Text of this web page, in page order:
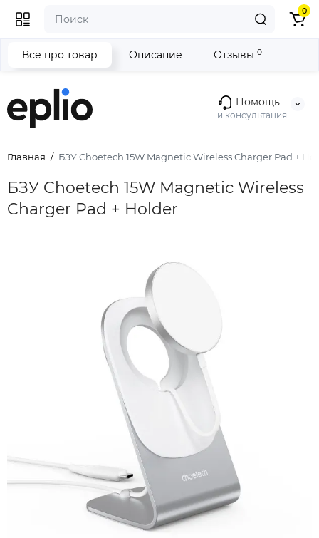
Помощь
и консультация
0
Главная БЗУ Choetech 15W Magnetic Wireless Charger Pad +
БЗУ Choetech 15W Magnetic Wireless
Charger Pad + Holder
Все про товар Описание Отзывы 0